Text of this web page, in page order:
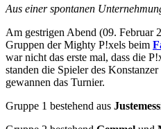
Aus einer spontanen
Am gestrigen Abend (09. Februar
Gruppen der Mighty P!xels beim
war nicht das erste mal, dass die
standen die Spieler des
gewannen das Turnier.
Gruppe 1 bestehend aus